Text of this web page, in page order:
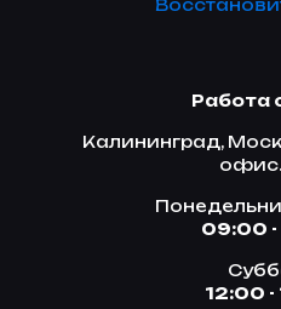
Работа
Калининград,
офис.
09:00 -
12:00 -